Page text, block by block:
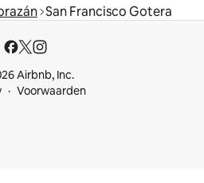
San Francisco Gotera
Airbnb, Inc.
Voorwaarden